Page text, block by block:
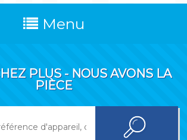
Menu
PLUS - NOUS AVONS LA
PIÈCE